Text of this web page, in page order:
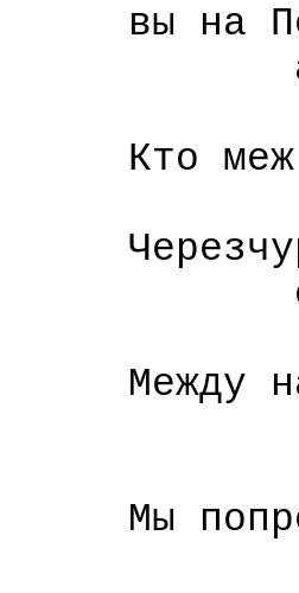
вы на
а
на
Кто меж
С кем
Между
- вот
Мы